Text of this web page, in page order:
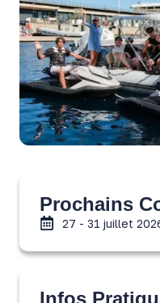
Prochains
27 - 31 juillet
Infos